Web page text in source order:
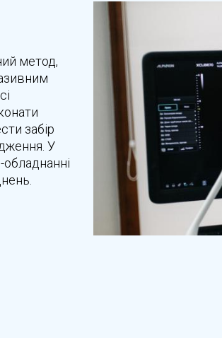
метод,
забір
У